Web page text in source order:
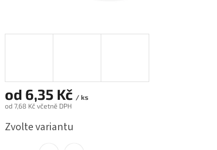
od 6,35 Kč / ks
od 7,68 Kč včetně DPH
cena:
Zvolte variantu